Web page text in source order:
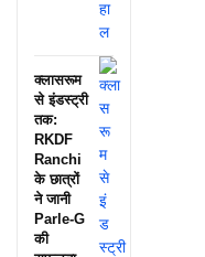
क्लासरूम
से इंडस्ट्री
तक:
RKDF
Ranchi
के छात्रों
ने जानी
Parle-G
की